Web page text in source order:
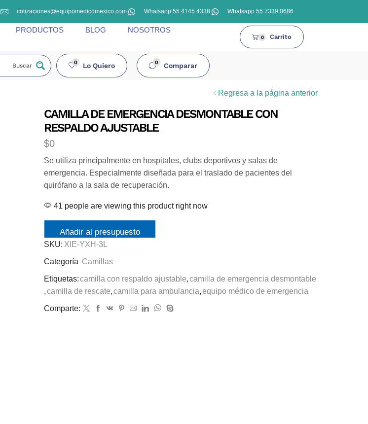
cotizaciones@equipomedicomexico.com Whatsapp 55 4145 4338 Whatsapp 55 7339 0686
PRODUCTOS BLOG
NOSOTROS
0 Carrito
Buscar 0 Lo Quiero 0 Comparar
Regresa a la página anterior
CAMILLA DE EMERGENCIA DESMONTABLE CON
RESPALDO AJUSTABLE
$0
Se utiliza principalmente en hospitales, clubs deportivos y salas de
emergencia. Especialmente diseñada para el traslado de pacientes del
quirófano a la sala de recuperación.
41 people are viewing this product right now
Añadir al presupuesto
SKU: XIE-YXH-3L
Categoría Camillas
Etiquetas:camilla con respaldo ajustable,camilla de emergencia desmontable
,camilla de rescate,camilla para ambulancia,equipo médico de emergencia
Comparte: